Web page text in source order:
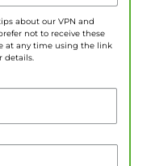
about our VPN and
not to receive these
at any time using the link
details.